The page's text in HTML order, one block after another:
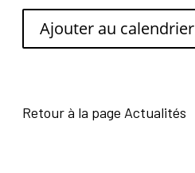
Ajouter au calendrier
Retour à la page Actualités